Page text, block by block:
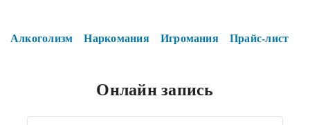
Алкоголизм Наркомания Игромания Прайс-лист
Онлайн запись